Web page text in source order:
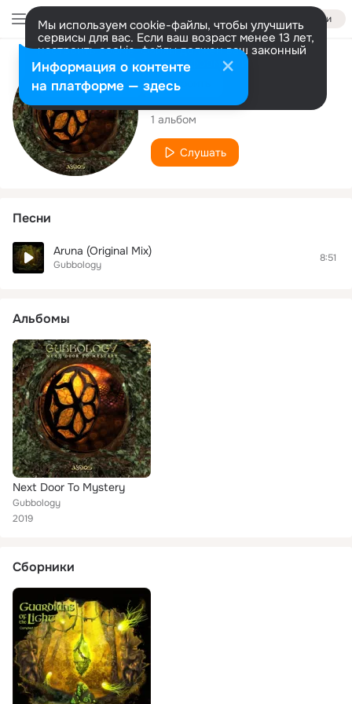
Войти
Мы используем cookie-файлы, чтобы улучшить
сервисы для вас. Если ваш возраст менее 13 лет,
настроить cookie-файлы должен ваш законный
представитель. Больше информации
Разрешить все Настроить
Исполнитель
Gubbology
1 альбом
Слушать
Песни
Aruna (Original Mix)
Gubbology
8:51
Альбомы
Next Door To Mystery
Gubbology
2019
Сборники
Информация о контенте
на платформе — здесь